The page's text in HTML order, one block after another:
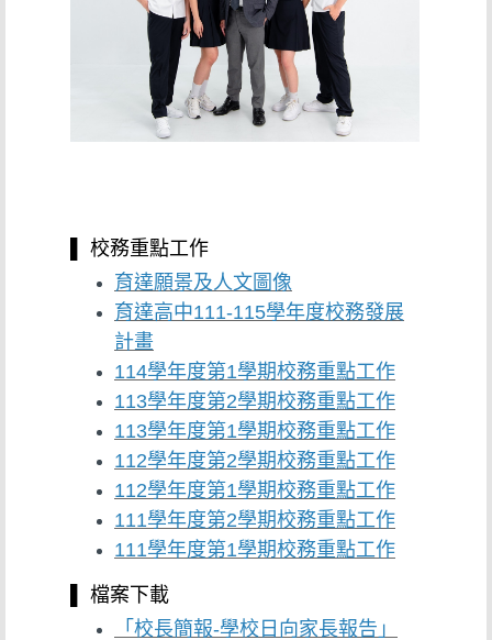
▌ 校務重點工作
育達願景及人文圖像
育達高中111-115學年度校務發展
計畫
114學年度第1學期校務重點工作
113學年度第2學期校務重點工作
113學年度第1學期校務重點工作
112學年度第2學期校務重點工作
112學年度第1學期校務重點工作
111學年度第2學期校務重點工作
111學年度第1學期校務重點工作
▌ 檔案下載
「校長簡報-學校日向家長報告」